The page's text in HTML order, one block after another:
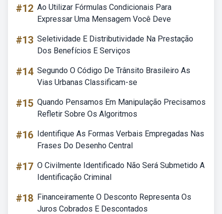
#12 Ao Utilizar Fórmulas Condicionais Para
Expressar Uma Mensagem Você Deve
#13 Seletividade E Distributividade Na Prestação
Dos Benefícios E Serviços
#14 Segundo O Código De Trânsito Brasileiro As
Vias Urbanas Classificam-se
#15 Quando Pensamos Em Manipulação Precisamos
Refletir Sobre Os Algoritmos
#16 Identifique As Formas Verbais Empregadas Nas
Frases Do Desenho Central
#17 O Civilmente Identificado Não Será Submetido A
Identificação Criminal
#18 Financeiramente O Desconto Representa Os
Juros Cobrados E Descontados